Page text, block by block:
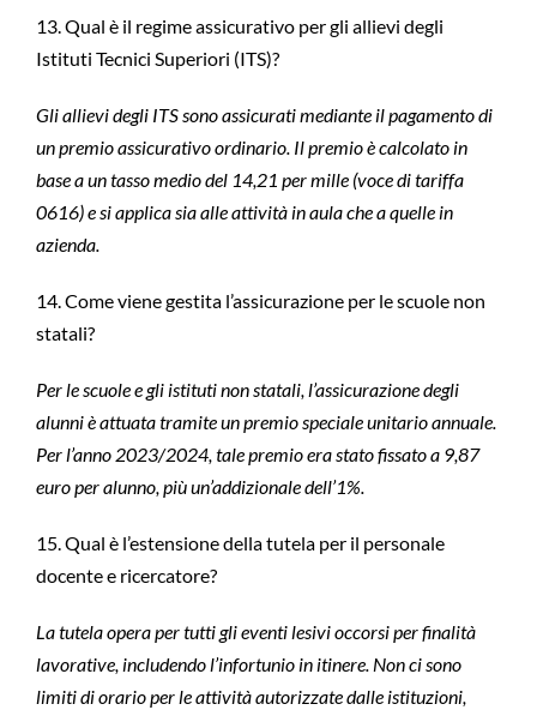
13. Qual è il regime assicurativo per gli allievi degli
Istituti Tecnici Superiori (ITS)?
Gli allievi degli ITS sono assicurati mediante il pagamento di
un premio assicurativo ordinario. Il premio è calcolato in
base a un tasso medio del 14,21 per mille (voce di tariffa
0616) e si applica sia alle attività in aula che a quelle in
azienda.
14. Come viene gestita l’assicurazione per le scuole non
statali?
Per le scuole e gli istituti non statali, l’assicurazione degli
alunni è attuata tramite un premio speciale unitario annuale.
Per l’anno 2023/2024, tale premio era stato fissato a 9,87
euro per alunno, più un’addizionale dell’1%.
15. Qual è l’estensione della tutela per il personale
docente e ricercatore?
La tutela opera per tutti gli eventi lesivi occorsi per finalità
lavorative, includendo l’infortunio in itinere. Non ci sono
limiti di orario per le attività autorizzate dalle istituzioni,